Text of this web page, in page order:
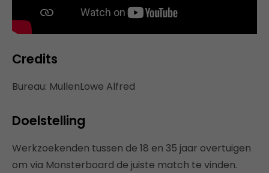
Credits
Bureau: MullenLowe Alfred
Doelstelling
Werkzoekenden tussen de 18 en 35 jaar overtuigen
om via Monsterboard de juiste match te vinden.